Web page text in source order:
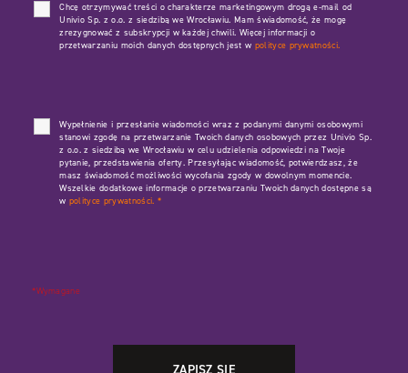
Chcę otrzymywać treści o charakterze marketingowym drogą e-mail od
Univio Sp. z o.o. z siedzibą we Wrocławiu. Mam świadomość, że mogę
zrezygnować z subskrypcji w każdej chwili. Więcej informacji o
przetwarzaniu moich danych dostępnych jest w polityce prywatności.
Wypełnienie i przesłanie wiadomości wraz z podanymi danymi osobowymi
stanowi zgodę na przetwarzanie Twoich danych osobowych przez Univio Sp.
z o.o. z siedzibą we Wrocławiu w celu udzielenia odpowiedzi na Twoje
pytanie, przedstawienia oferty. Przesyłając wiadomość, potwierdzasz, że
masz świadomość możliwości wycofania zgody w dowolnym momencie.
Wszelkie dodatkowe informacje o przetwarzaniu Twoich danych dostępne są
w polityce prywatności. *
*Wymagane